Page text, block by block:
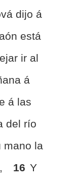
dijo á
está
ir al
á
á las
del río
mano la
16 Y